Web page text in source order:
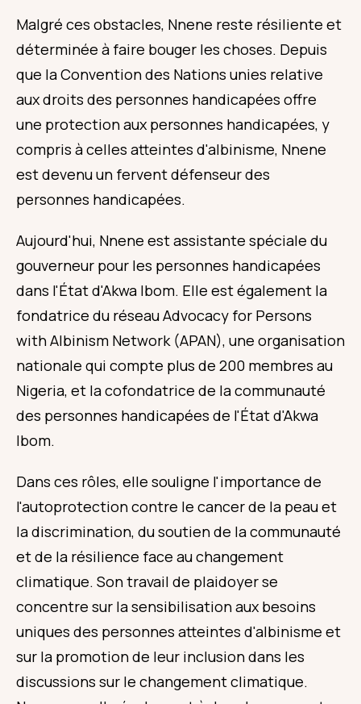
Malgré ces obstacles, Nnene reste résiliente et
déterminée à faire bouger les choses. Depuis
que la Convention des Nations unies relative
aux droits des personnes handicapées offre
une protection aux personnes handicapées, y
compris à celles atteintes d'albinisme, Nnene
est devenu un fervent défenseur des
personnes handicapées.
Aujourd'hui, Nnene est assistante spéciale du
gouverneur pour les personnes handicapées
dans l'État d'Akwa Ibom. Elle est également la
fondatrice du réseau Advocacy for Persons
with Albinism Network (APAN), une organisation
nationale qui compte plus de 200 membres au
Nigeria, et la cofondatrice de la communauté
des personnes handicapées de l'État d'Akwa
Ibom.
Dans ces rôles, elle souligne l'importance de
l'autoprotection contre le cancer de la peau et
la discrimination, du soutien de la communauté
et de la résilience face au changement
climatique. Son travail de plaidoyer se
concentre sur la sensibilisation aux besoins
uniques des personnes atteintes d'albinisme et
sur la promotion de leur inclusion dans les
discussions sur le changement climatique.